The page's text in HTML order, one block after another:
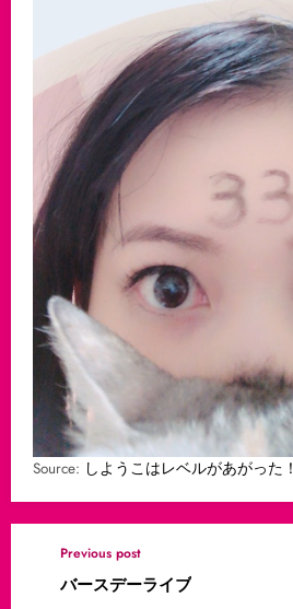
Source: しようこはレベルがあがった！
Previous post
バースデーライブ